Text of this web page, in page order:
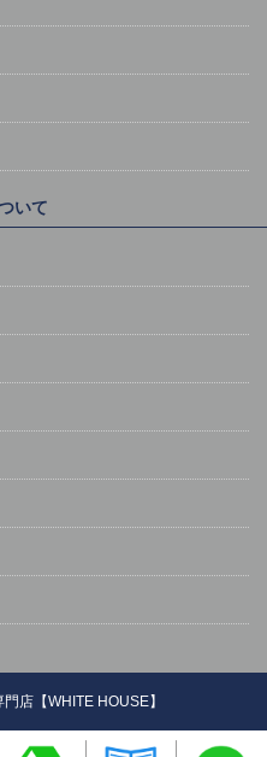
いて
店【WHITE HOUSE】